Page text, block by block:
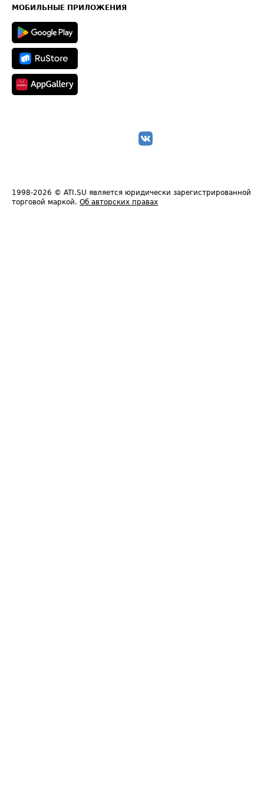
Техническая информация
МОБИЛЬНЫЕ ПРИЛОЖЕНИЯ
1998-2026 © ATI.SU является юридически зарегистрированной
торговой маркой. Об авторских правах